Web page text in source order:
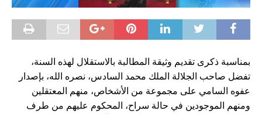
بمناسبة ذكرى تقديم وثيقة المطالبة بالاستقلال لهذه السنة،
تفضل صاحب الجلالة الملك محمد السادس، نصره الله، بإصدار
عفوه السامي على مجموعة من الأشخاص، منهم المعتقلين
ومنهم الموجودين في حالة سراح، المحكوم عليهم من طرف